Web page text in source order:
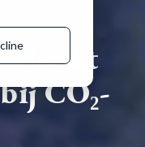
CO₂-